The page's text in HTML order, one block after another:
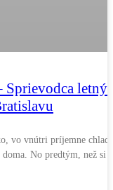
vo vnútri príjemne
No predtým, než si